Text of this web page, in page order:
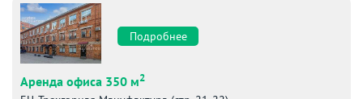
Подробнее
Аренда офиса 350 м2